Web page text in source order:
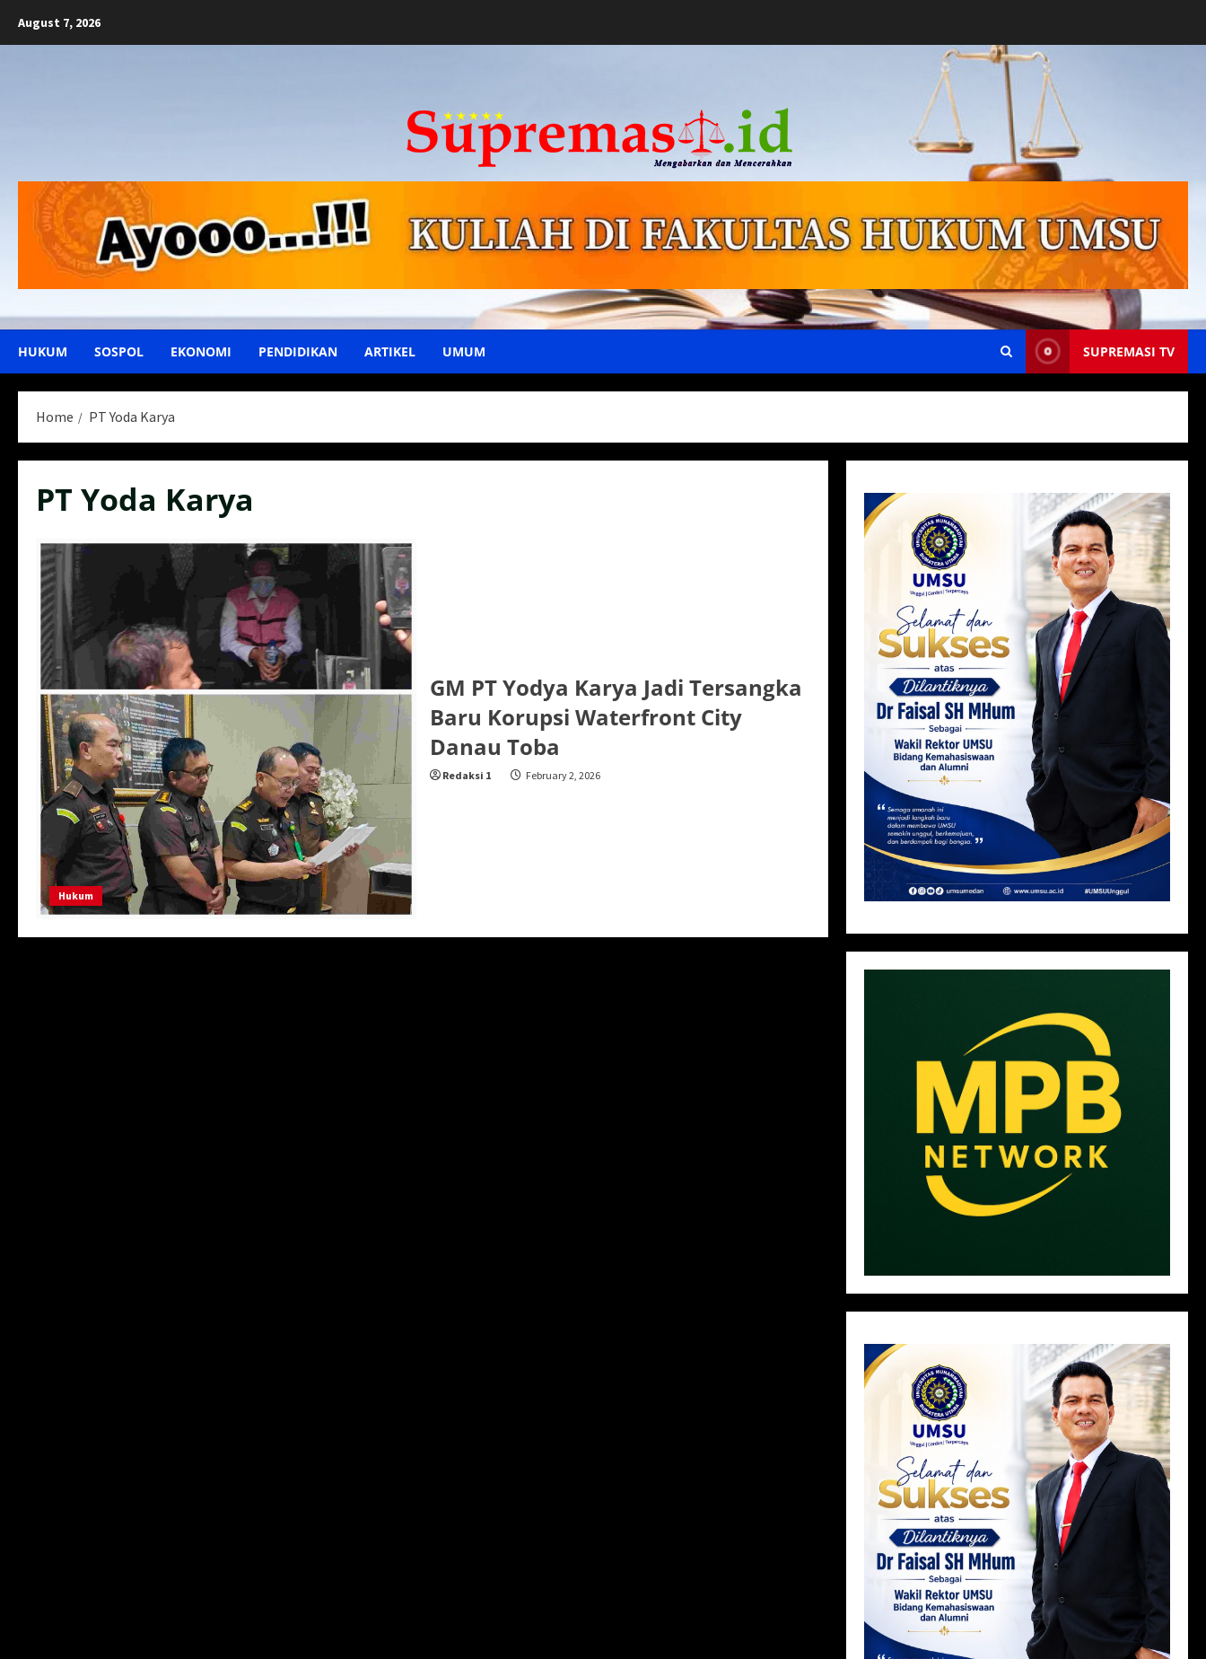
August 7, 2026
HUKUM SOSPOL EKONOMI PENDIDIKAN ARTIKEL UMUM SUPREMASI TV
Home PT Yoda Karya
PT Yoda Karya
Hukum
GM PT Yodya Karya Jadi Tersangka
Baru Korupsi Waterfront City
Danau Toba
Redaksi 1 February 2, 2026